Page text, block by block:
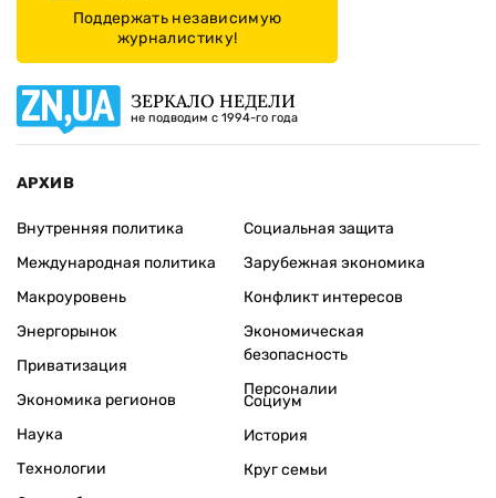
Поддержать независимую
журналистику!
ЗЕРКАЛО НЕДЕЛИ
не подводим с 1994-го года
АРХИВ
Внутренняя политика
Международная политика
Макроуровень
Энергорынок
Приватизация
Экономика регионов
Социальная защита
Зарубежная экономика
Конфликт интересов
Экономическая
безопасность
Персоналии
Наука
Технологии
Социум
История
Круг семьи